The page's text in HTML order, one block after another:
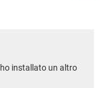
10installato un altro